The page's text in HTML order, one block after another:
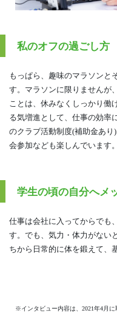
私のオフの過ごし方
もっぱら、趣味のマラソンと
す。マラソンに限りませんが
ことは、休みなくしっかり働
る気増進として、仕事の効率
のクラブ活動制度(補助金あ
会参加なども楽しんでいます。
学生の頃の自分へメ
仕事は会社に入ってからでも
す。でも、気力・体力がない
ちから日常的に体を鍛えて、
※インタビュー内容は、2021年4月に